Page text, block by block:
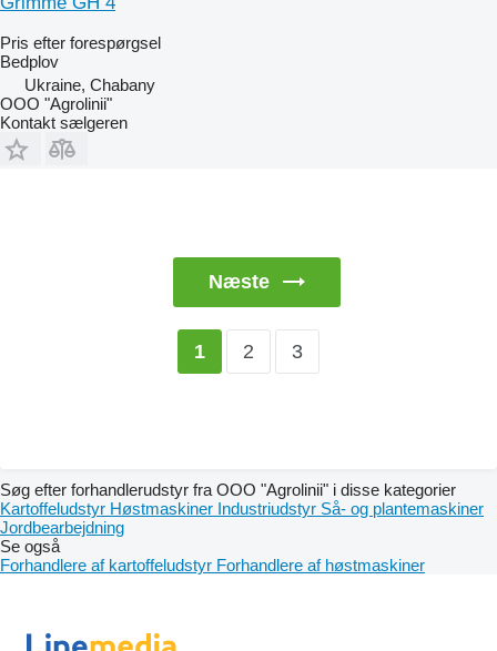
Pris efter forespørgsel
Bedplov
Ukraine, Chabany
OOO "Agrolinii"
Kontakt sælgeren
Næste
1 2 3
Søg efter forhandlerudstyr fra OOO "Agrolinii" i disse kategorier
Kartoffeludstyr Høstmaskiner Industriudstyr Så- og plantemaskiner
Jordbearbejdning
Se også
Forhandlere af kartoffeludstyr Forhandlere af høstmaskiner